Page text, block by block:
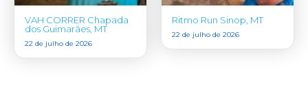
VAH CORRER Chapada
dos Guimarães, MT
22 de julho de 2026
Ritmo Run Sinop, MT
22 de julho de 2026